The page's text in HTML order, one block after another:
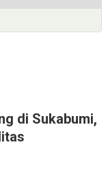
di Sukabumi,